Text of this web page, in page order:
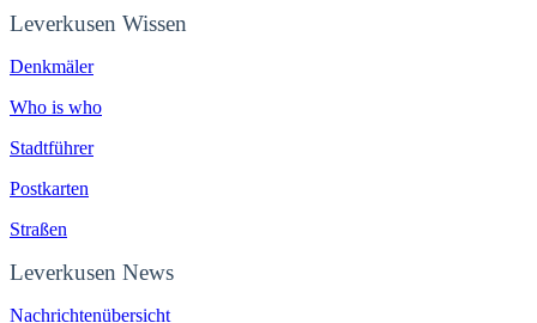
Leverkusen Wissen
Denkmäler
Who is who
Stadtführer
Postkarten
Straßen
Leverkusen News
Nachrichtenübersicht